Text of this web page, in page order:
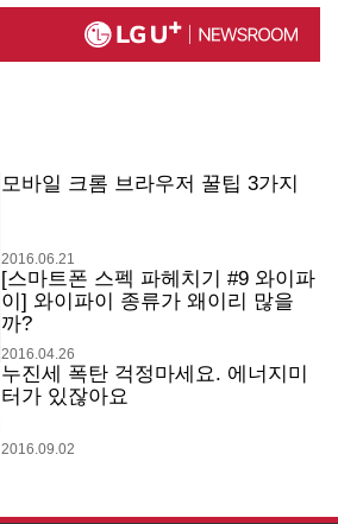
모바일 크롬 브라우저 꿀팁 3가지
2016.06.21
[스마트폰 스펙 파헤치기 #9 와이파
이] 와이파이 종류가 왜이리 많을
까?
2016.04.26
누진세 폭탄 걱정마세요. 에너지미
터가 있잖아요
2016.09.02